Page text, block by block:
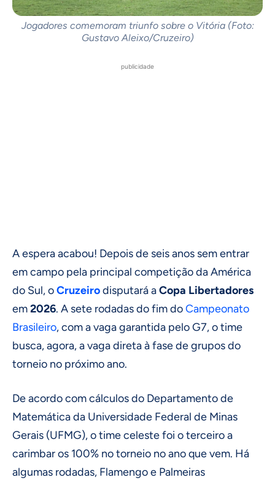
Jogadores comemoram triunfo sobre o Vitória (Foto:
Gustavo Aleixo/Cruzeiro)
publicidade
A espera acabou! Depois de seis anos sem entrar
em campo pela principal competição da América
do Sul, oCruzeirodisputará aCopa Libertadores
em2026. A sete rodadas do fim doCampeonato
Brasileiro, com a vaga garantida pelo G7, o time
busca, agora, a vaga direta à fase de grupos do
torneio no próximo ano.
De acordo com cálculos do Departamento de
Matemática da Universidade Federal de Minas
Gerais (UFMG), o time celeste foi o terceiro a
carimbar os 100% no torneio no ano que vem. Há
algumas rodadas, Flamengo e Palmeiras